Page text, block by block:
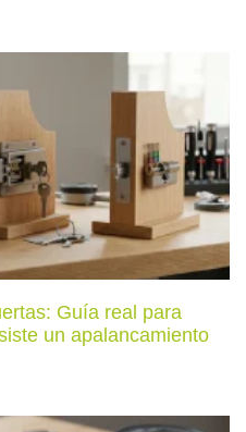
Guía real para
un apalancamiento